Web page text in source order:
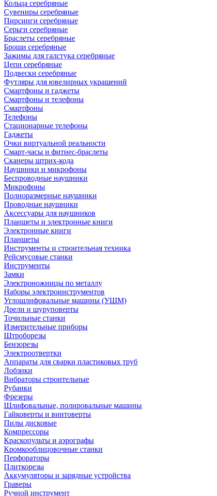
Кольца серебряные
Сувениры серебряные
Пирсинги серебряные
Серьги серебряные
Браслеты серебряные
Броши серебряные
Зажимы для галстука серебряные
Цепи серебряные
Подвески серебряные
Футляры для ювелирных украшений
Смартфоны и гаджеты
Смартфоны и телефоны
Смартфоны
Телефоны
Стационарные телефоны
Гаджеты
Очки виртуальной реальности
Смарт-часы и фитнес-браслеты
Сканеры штрих-кода
Наушники и микрофоны
Беспроводные наушники
Микрофоны
Полноразмерные наушники
Проводные наушники
Аксессуары для наушников
Планшеты и электронные книги
Электронные книги
Планшеты
Инструменты и строительная техника
Рейсмусовые станки
Инструменты
Замки
Электроножницы по металлу
Наборы электроинструментов
Углошлифовальные машины (УШМ)
Дрели и шуруповерты
Точильные станки
Измерительные приборы
Штроборезы
Бензорезы
Электроотвертки
Аппараты для сварки пластиковых труб
Лобзики
Вибраторы строительные
Рубанки
Фрезеры
Шлифовальные, полировальные машины
Гайковерты и винтоверты
Пилы дисковые
Компрессоры
Краскопульты и аэрографы
Кромкооблицовочные станки
Перфораторы
Плиткорезы
Аккумуляторы и зарядные устройства
Граверы
Ручной инструмент